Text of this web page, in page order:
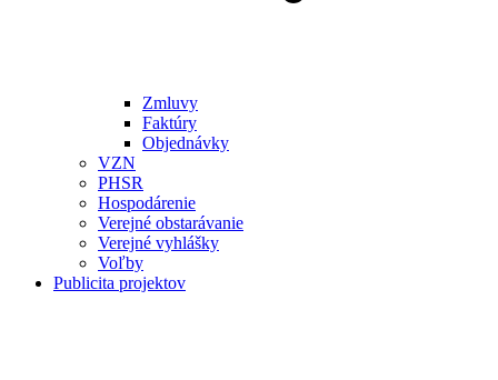
Zmluvy
Faktúry
Objednávky
VZN
PHSR
Hospodárenie
Verejné obstarávanie
Verejné vyhlášky
Voľby
Publicita projektov